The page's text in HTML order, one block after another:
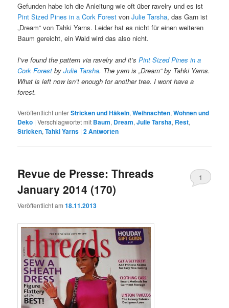
Gefunden habe ich die Anleitung wie oft über ravelry und es ist
Pint Sized Pines in a Cork Forest vonJulie Tarsha, das Garn ist
„Dream“ von Tahki Yarns. Leider hat es nicht für einen weiteren
Baum gereicht, ein Wald wird das also nicht.
I’ve found the pattern via ravelry and it’sPint Sized Pines in a
Cork Forest byJulie Tarsha. The yarn is „Dream“ by Tahki Yarns.
What is left now isn’t enough for another tree. I wont have a
forest.
Veröffentlicht unterStricken und Häkeln,Weihnachten,Wohnen und
Deko |Verschlagwortet mit Baum, Dream,Julie Tarsha, Rest,
Stricken,Tahki Yarns |2Antworten
Revue de Presse: Threads
January 2014 (170)
Veröffentlicht am18.11.2013
1